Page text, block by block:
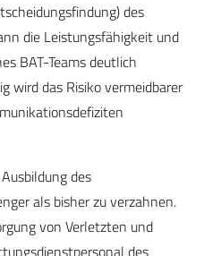
des
die Leistungsfähigkeit und
BAT-Teams deutlich
wird das Risiko vermeidbarer
des
als bisher zu verzahnen.
von Verletzten und
des